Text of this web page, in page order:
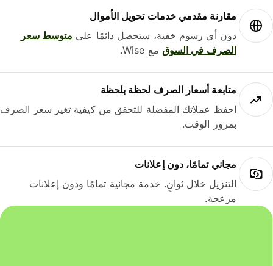
مقارنة مقدمي خدمات تحويل الأموال
دون أي رسوم خفية، ستحصل دائمًا علىمتوسط ​​سعر
الصرف في السوقمع Wise.
متابعة أسعار الصرف لحظة بلحظة
احفظ عملاتك المفضلة للتحقق من كيفية تغير سعر الصرف
بمرور الوقت.
مجاني تمامًا، دون إعلانات
التنزيل خلال ثوانٍ. خدمة مجانية تمامًا ودون إعلانات
مزعجة.